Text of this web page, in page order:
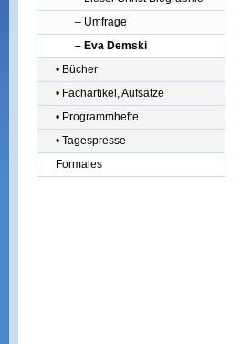
– Umfrage
– Eva Demski
• Bücher
• Fachartikel, Aufsätze
• Programmhefte
• Tagespresse
Formales